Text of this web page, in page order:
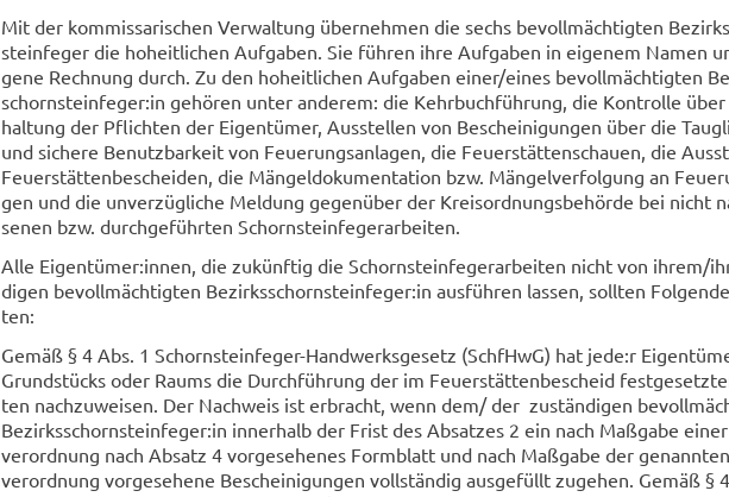
Mit der kom­mis­sa­ri­schen Ver­wal­tung über­neh­men die sechs be­voll­mäch­tig­ten
stein­fe­ger die ho­heit­li­chen Auf­ga­ben. Sie füh­ren ihre Auf­ga­ben in ei­ge­nem Namen
ge­ne Rech­nung durch. Zu den ho­heit­li­chen Auf­ga­ben einer/eines be­voll­mäch­tig­ten
schorn­stein­fe­ger:in ge­hö­ren unter an­de­rem: die Kehr­buch­füh­rung, die Kon­trol­le
hal­tung der Pflich­ten der Ei­gen­tü­mer, Aus­stel­len von Be­schei­ni­gun­gen über die
und si­che­re Be­nutz­bar­keit von Feue­rungs­an­la­gen, die Feu­er­stät­ten­schau­en, die
Feu­er­stät­ten­be­schei­den, die Män­gel­do­ku­men­ta­ti­on bzw. Män­gel­ver­fol­gung an
gen und die un­ver­züg­li­che Mel­dung ge­gen­über der Kreis­ord­nungs­be­hör­de bei nicht
se­nen bzw. durch­ge­führ­ten Schorn­stein­fe­ger­ar­bei­ten.
Alle Ei­gen­tü­mer:innen, die zu­künf­tig die Schorn­stein­fe­ger­ar­bei­ten nicht von ihrem/
di­gen be­voll­mäch­tig­ten Be­zirks­schorn­stein­fe­ger:in aus­füh­ren las­sen, soll­ten
ten:
Gemäß § 4 Abs. 1 Schornsteinfeger-​Handwerksgesetz (SchfHwG) hat jede:r
Grund­stücks oder Raums die Durch­füh­rung der im Feu­er­stät­ten­be­scheid
ten nach­zu­wei­sen. Der Nach­weis ist er­bracht, wenn dem/ der zu­stän­di­gen
Be­zirks­schorn­stein­fe­ger:in in­ner­halb der Frist des Ab­sat­zes 2 ein nach Maß­ga­be
ver­ord­nung nach Ab­satz 4 vor­ge­se­he­nes Form­blatt und nach Maß­ga­be der
ver­ord­nung vor­ge­se­he­ne Be­schei­ni­gun­gen voll­stän­dig aus­ge­füllt zu­ge­hen. Gemäß §